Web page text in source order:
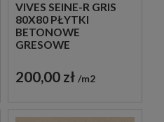
VIVES SEINE-R GRIS
80X80 PŁYTKI
BETONOWE
GRESOWE
200,00 zł m2